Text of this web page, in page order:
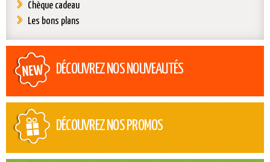
Chèque cadeau
Les bons plans
DÉCOUVREZ NOS NOUVEAUTÉS
DÉCOUVREZ NOS PROMOS